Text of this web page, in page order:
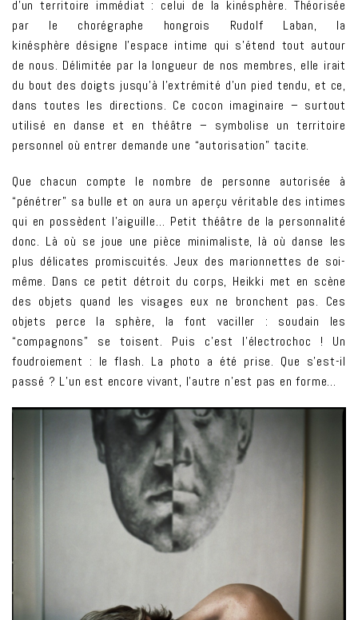
d’un territoire immédiat : celui de la kinésphère. Théorisée
par le chorégraphe hongrois Rudolf Laban, la
kinésphère désigne l’espace intime qui s’étend tout autour
de nous. Délimitée par la longueur de nos membres, elle irait
du bout des doigts jusqu’à l’extrémité d’un pied tendu, et ce,
dans toutes les directions. Ce cocon imaginaire – surtout
utilisé en danse et en théâtre – symbolise un territoire
personnel où entrer demande une “autorisation” tacite.
Que chacun compte le nombre de personne autorisée à
“pénétrer” sa bulle et on aura un aperçu véritable des intimes
qui en possèdent l’aiguille… Petit théâtre de la personnalité
donc. Là où se joue une pièce minimaliste, là où danse les
plus délicates promiscuités. Jeux des marionnettes de soi-
même. Dans ce petit détroit du corps, Heikki met en scène
des objets quand les visages eux ne bronchent pas. Ces
objets perce la sphère, la font vaciller : soudain les
“compagnons” se toisent. Puis c’est l’électrochoc ! Un
foudroiement : le flash. La photo a été prise. Que s’est-il
passé ? L’un est encore vivant, l’autre n’est pas en forme…